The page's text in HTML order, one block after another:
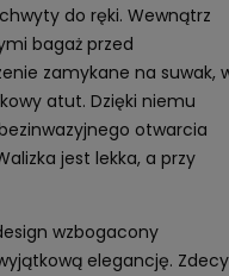
do ręki. Wewnątrz
bagaż przed
zamykane na suwak,
atut. Dzięki niemu
otwarcia
jest lekka, a przy
wzbogacony
elegancję.